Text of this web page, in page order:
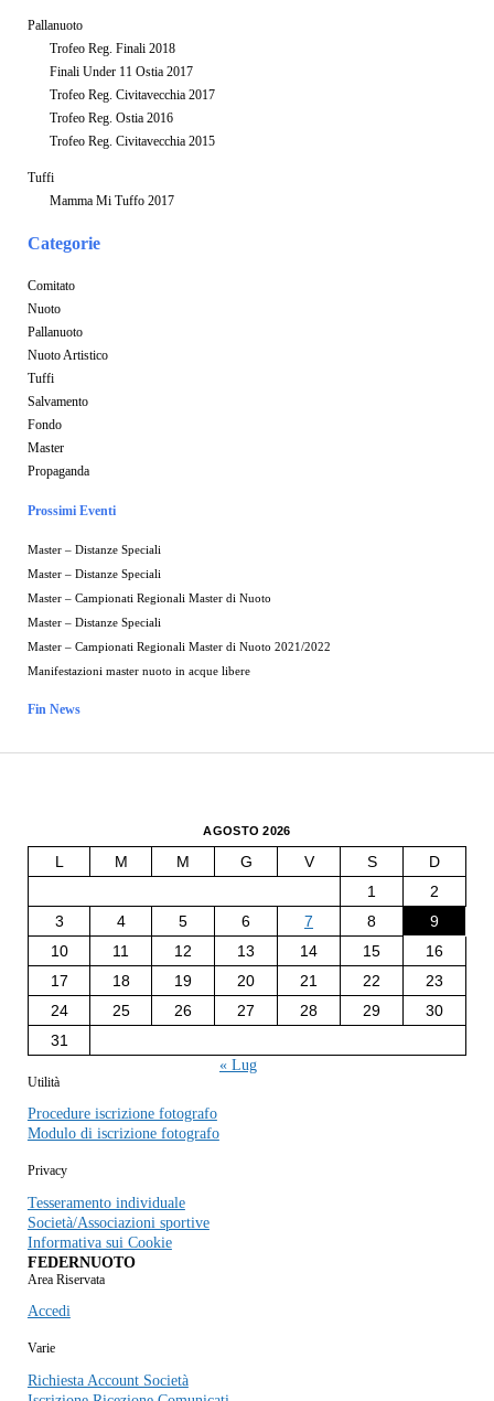
Pallanuoto
Trofeo Reg. Finali 2018
Finali Under 11 Ostia 2017
Trofeo Reg. Civitavecchia 2017
Trofeo Reg. Ostia 2016
Trofeo Reg. Civitavecchia 2015
Tuffi
Mamma Mi Tuffo 2017
Categorie
Comitato
Nuoto
Pallanuoto
Nuoto Artistico
Tuffi
Salvamento
Fondo
Master
Propaganda
Prossimi Eventi
Master – Distanze Speciali
Master – Distanze Speciali
Master – Campionati Regionali Master di Nuoto
Master – Distanze Speciali
Master – Campionati Regionali Master di Nuoto 2021/2022
Manifestazioni master nuoto in acque libere
Fin News
AGOSTO 2026
L M M G V S
D
1
2
3
4 5 6 7 8
9
10
11 12 13 14 15
16
17
18 19 20 21 22
23
24
25 26 27 28 29
30
31
« Lug
Utilità
Procedure iscrizione fotografo
Modulo di iscrizione fotografo
Privacy
Tesseramento individuale
Società/Associazioni sportive
Informativa sui Cookie
FEDERNUOTO
Area Riservata
Accedi
Varie
Richiesta Account Società